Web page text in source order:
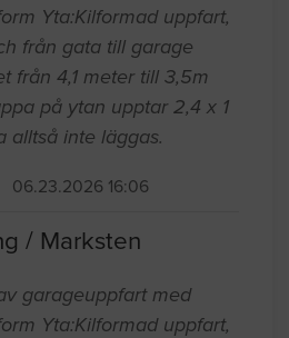
Yta:Kilformad uppfart,
från gata till garage
från 4,1 meter till 3,5m
på ytan upptar 2,4 x 1
alltså inte läggas.
06.23.2026 16:06
/ Marksten
garageuppfart med
Yta:Kilformad uppfart,